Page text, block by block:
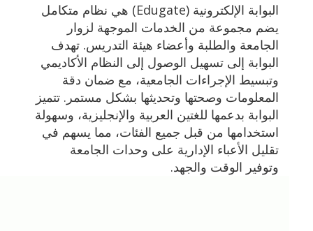
البوابة الإلكترونية (Edugate) هي نظام متكامل
يضم مجموعة من الخدمات الموجهة لزوار
الجامعة والطلبة وأعضاء هيئة التدريس. تهدف
البوابة إلى تسهيل الوصول إلى النظام الأكاديمي
وتبسيط الإجراءات الجامعية، مع ضمان دقة
المعلومات وصحتها وتحديثها بشكل مستمر. تتميز
البوابة بدعمها للغتين العربية والإنجليزية، وسهولة
استخدامها من قبل جميع الفئات، مما يسهم في
تقليل الأعباء الإدارية على وحدات الجامعة
وتوفير الوقت والجهد.